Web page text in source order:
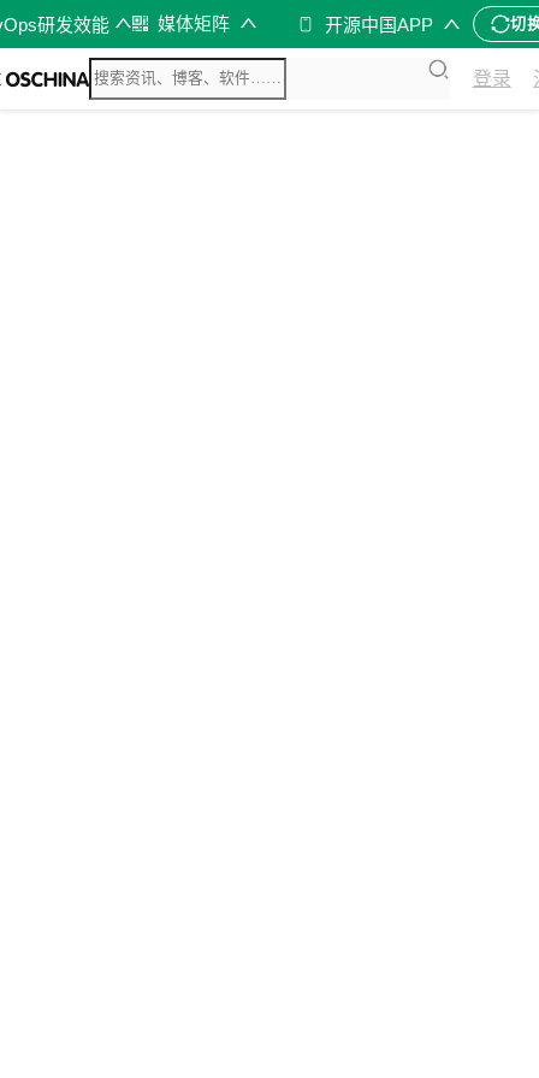
研发效能 媒体矩阵 开源中国APP 切
登录